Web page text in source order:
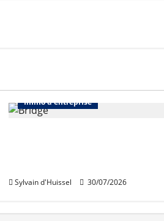
Immo d'entreprise
Sylvain d'Huissel 30/07/2026